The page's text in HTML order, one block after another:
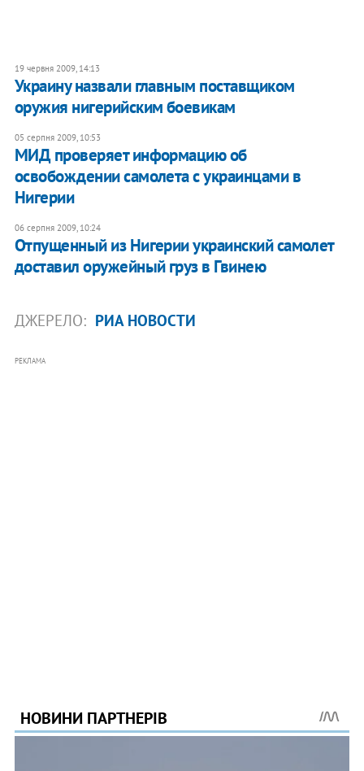
19 червня 2009, 14:13
Украину назвали главным поставщиком
оружия нигерийским боевикам
05 серпня 2009, 10:53
МИД проверяет информацию об
освобождении самолета с украинцами в
Нигерии
06 серпня 2009, 10:24
Отпущенный из Нигерии украинский самолет
доставил оружейный груз в Гвинею
ДЖЕРЕЛО: РИА НОВОСТИ
РЕКЛАМА